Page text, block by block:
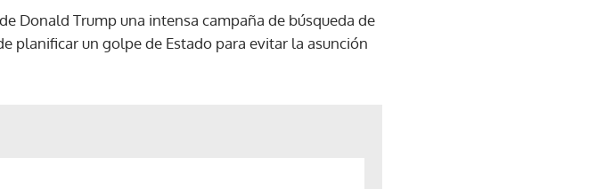
Donald Trump una intensa campaña de búsqueda de
planificar un golpe de Estado para evitar la asunción